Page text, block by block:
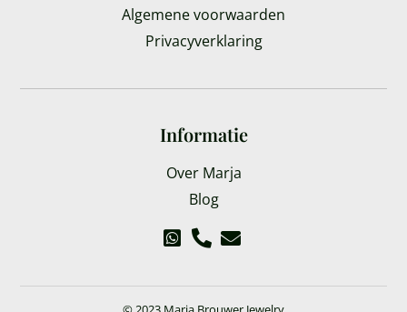
Algemene voorwaarden
Privacyverklaring
Informatie
Over Marja
Blog